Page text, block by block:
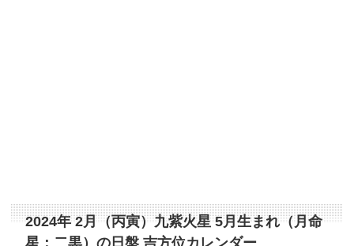
2024年 2月（丙寅）九紫火星 5月生まれ（月命
星：二黒）の日盤 吉方位カレンダー